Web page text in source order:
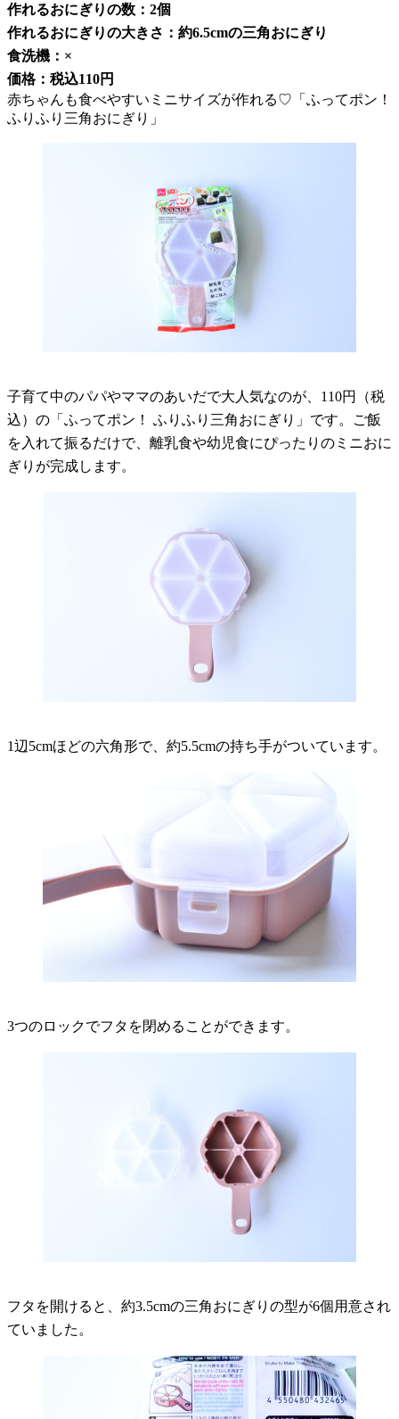
作れるおにぎりの数：2個
作れるおにぎりの大きさ：約6.5cmの三角おにぎり
食洗機：×
価格：税込110円
赤ちゃんも食べやすいミニサイズが作れる♡「ふってポン！
ふりふり三角おにぎり」
子育て中のパパやママのあいだで大人気なのが、110円（税
込）の「ふってポン！ ふりふり三角おにぎり」です。ご飯
を入れて振るだけで、離乳食や幼児食にぴったりのミニおに
ぎりが完成します。
1辺5cmほどの六角形で、約5.5cmの持ち手がついています。
3つのロックでフタを閉めることができます。
フタを開けると、約3.5cmの三角おにぎりの型が6個用意され
ていました。